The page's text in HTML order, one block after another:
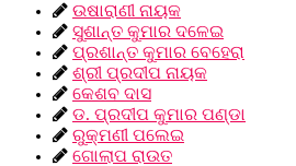
ଉଷାରାଣୀ ନାୟକ
ସୁଶାନ୍ତ କୁମାର ଦଳେଇ
ପ୍ରଶାନ୍ତ କୁମାର ବେହେରା
ଶ୍ରୀ ପ୍ରଦୀପ ନାୟକ
କେଶବ ଦାସ
ଡ. ପ୍ରଦୀପ କୁମାର ପଣ୍ଡା
ରୁକ୍ମଣୀ ପଲେଇ
ଗୋଲାପ ରାଉତ